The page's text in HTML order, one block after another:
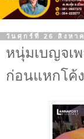
วันศุกร์ที่ 26 สิงหา
หนุ่มเบญจเ
ก่อนแหกโค้